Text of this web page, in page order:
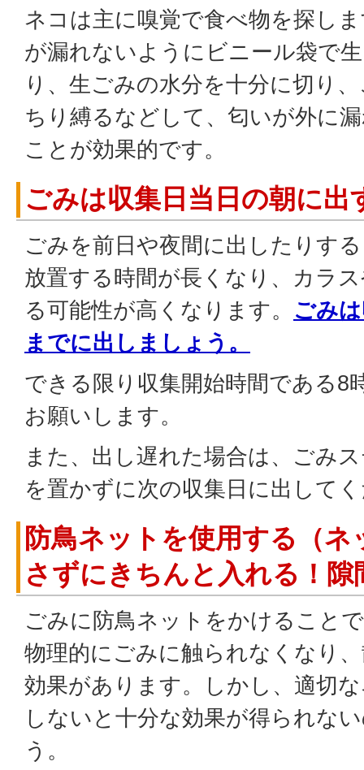
ネコは主に嗅覚で食べ物を探し
が漏れないようにビニール袋で
り、生ごみの水分を十分に切り
ちり縛るなどして、匂いが外に
ことが効果的です。
ごみは収集日当日の朝に出
ごみを前日や夜間に出したりす
放置する時間が長くなり、カラ
る可能性が高くなります。 ごみ
までに出しましょう。
できる限り収集開始時間である8
お願いします。
また、出し遅れた場合は、ごみ
を置かずに次の収集日に出して
防鳥ネットを使用する（
さずにきちんと入れる！隙
ごみに防鳥ネットをかけること
物理的にごみに触られなくなり
効果があります。しかし、適切
しないと十分な効果が得られな
う。